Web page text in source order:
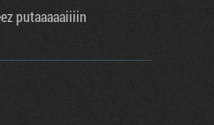
putaaaaaiiiin